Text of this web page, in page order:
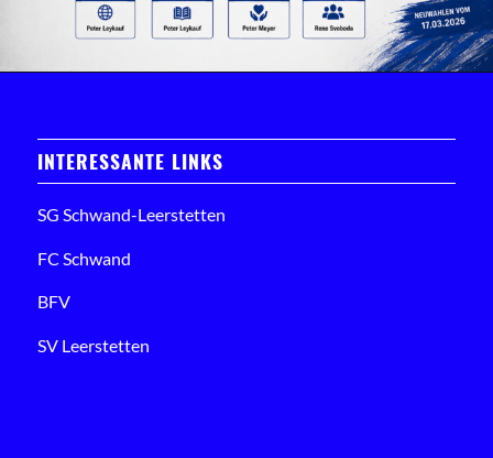
INTERESSANTE LINKS
SG Schwand-Leerstetten
FC Schwand
BFV
SV Leerstetten